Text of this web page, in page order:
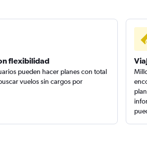
flexibilidad
pueden hacer planes con total
vuelos sin cargos por